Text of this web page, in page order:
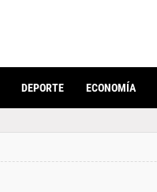
DEPORTE ECONOMÍA